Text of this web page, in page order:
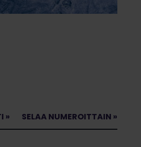
» SELAA NUMEROITTAIN »